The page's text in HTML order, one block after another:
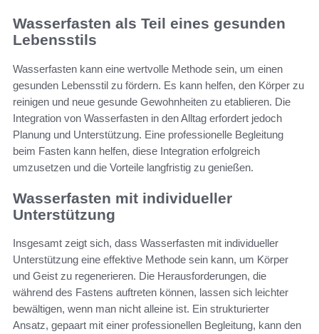
Wasserfasten als Teil eines gesunden
Lebensstils
Wasserfasten kann eine wertvolle Methode sein, um einen
gesunden Lebensstil zu fördern. Es kann helfen, den Körper zu
reinigen und neue gesunde Gewohnheiten zu etablieren. Die
Integration von Wasserfasten in den Alltag erfordert jedoch
Planung und Unterstützung. Eine professionelle Begleitung
beim Fasten kann helfen, diese Integration erfolgreich
umzusetzen und die Vorteile langfristig zu genießen.
Wasserfasten mit individueller
Unterstützung
Insgesamt zeigt sich, dass Wasserfasten mit individueller
Unterstützung eine effektive Methode sein kann, um Körper
und Geist zu regenerieren. Die Herausforderungen, die
während des Fastens auftreten können, lassen sich leichter
bewältigen, wenn man nicht alleine ist. Ein strukturierter
Ansatz, gepaart mit einer professionellen Begleitung, kann den